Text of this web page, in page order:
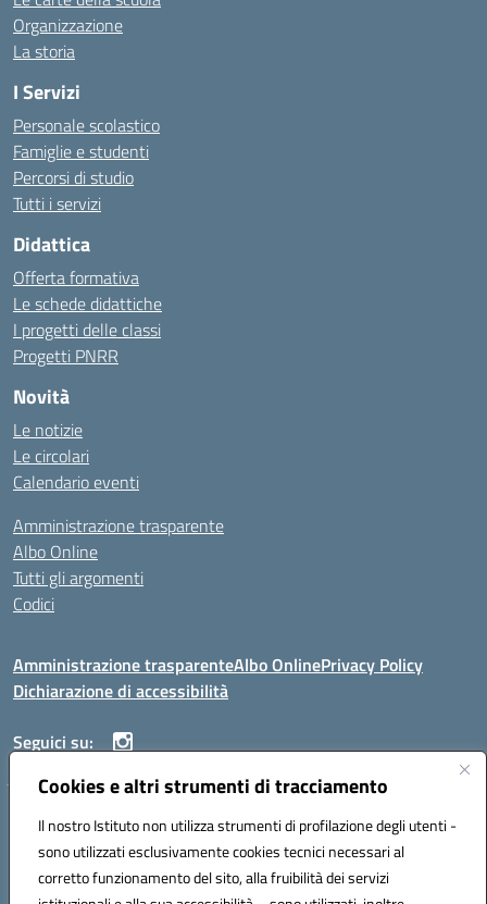
Cookies e altri strumenti di tracciamento
Il nostro Istituto non utilizza strumenti di profilazione degli utenti -
sono utilizzati esclusivamente cookies tecnici necessari al
corretto funzionamento del sito, alla fruibilità dei servizi
Organizzazione
La storia
I Servizi
Personale scolastico
Famiglie e studenti
Percorsi di studio
Tutti i servizi
Didattica
Offerta formativa
Le schede didattiche
I progetti delle classi
Progetti PNRR
Novità
Le notizie
Le circolari
Calendario eventi
Amministrazione trasparente
Albo Online
Tutti gli argomenti
Codici
Amministrazione trasparenteAlbo OnlinePrivacy Policy
Dichiarazione di accessibilità
Seguici su:
ISTITUTO ISTRUZIONE SUPERIORE ANGELO ROTH
Codice fiscale: 80004310902 Codice meccanografico: SSIS019006
Telefono: 079951627